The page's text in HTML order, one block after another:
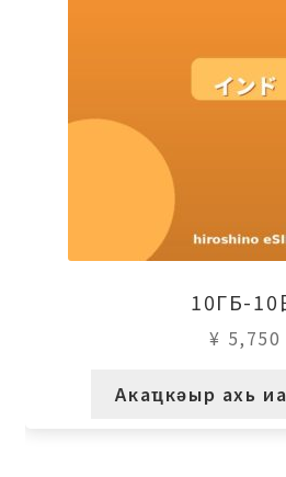
10ГБ-10
¥ 5,750
Акаҵкәыр ахь